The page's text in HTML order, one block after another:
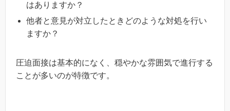
はありますか？
他者と意見が対立したときどのような対処を行い
ますか？
圧迫面接は基本的になく、穏やかな雰囲気で進行する
ことが多いのが特徴です。